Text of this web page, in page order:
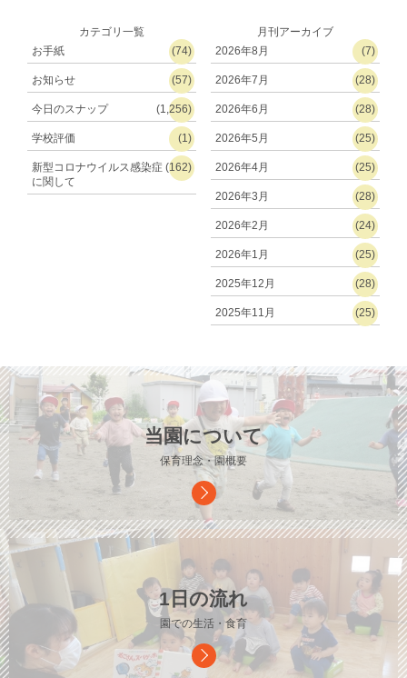
カテゴリ一覧
お手紙
(74)
お知らせ (57)
今日のスナップ (1,256)
学校評価 (1)
新型コロナウイルス感染症
に関して
(162)
月刊アーカイブ
2026年8月
(7)
2026年7月 (28)
2026年6月 (28)
2026年5月 (25)
2026年4月 (25)
2026年3月 (28)
2026年2月 (24)
2026年1月 (25)
2025年12月 (28)
2025年11月 (25)
当園について
保育理念・園概要
1日の流れ
園での生活・食育